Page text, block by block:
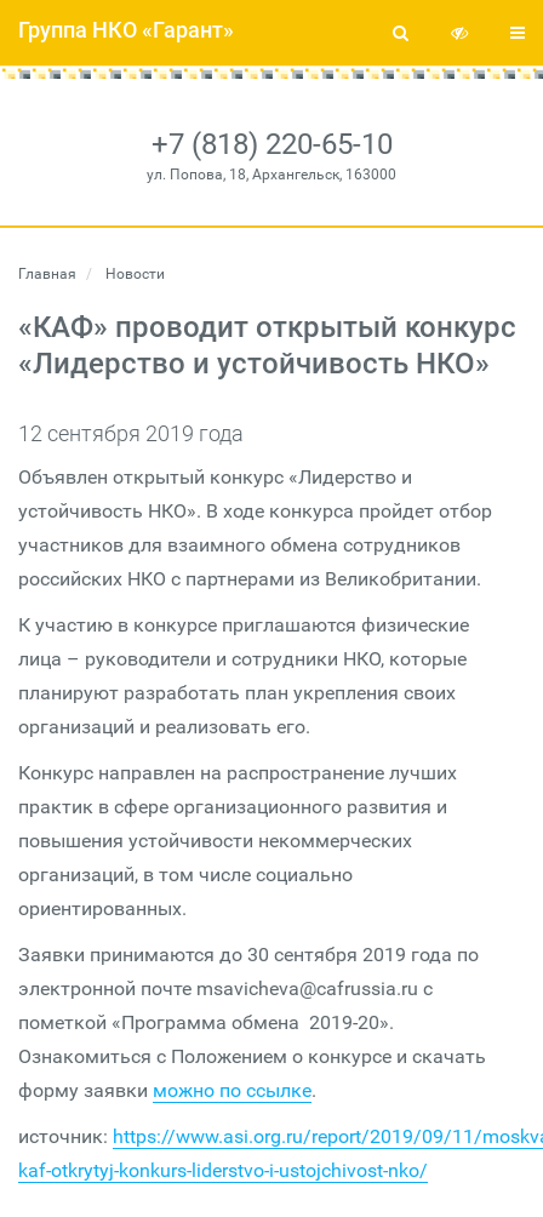
+7 (818) 220-65-10
ул. Попова, 18, Архангельск, 163000
Группа НКО «Гарант»
Главная Новости
«КАФ» проводит открытый конкурс
«Лидерство и устойчивость НКО»
12 сентября 2019 года
Объявлен открытый конкурс «Лидерство и
устойчивость НКО». В ходе конкурса пройдет отбор
участников для взаимного обмена сотрудников
российских НКО с партнерами из Великобритании.
К участию в конкурсе приглашаются физические
лица – руководители и сотрудники НКО, которые
планируют разработать план укрепления своих
организаций и реализовать его.
Конкурс направлен на распространение лучших
практик в сфере организационного развития и
повышения устойчивости некоммерческих
организаций, в том числе социально
ориентированных.
Заявки принимаются до 30 сентября 2019 года по
электронной почте msavicheva@cafrussia.ru с
пометкой «Программа обмена 2019-20».
Ознакомиться с Положением о конкурсе и скачать
форму заявки можно по ссылке.
источник: https://www.asi.org.ru/report/2019/09/11/
kaf-otkrytyj-konkurs-liderstvo-i-ustojchivost-nko/